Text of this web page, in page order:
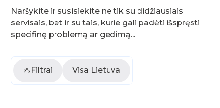
Naršykite ir susisiekite ne tik su didžiausiais
servisais, bet ir su tais, kurie gali padėti išspręsti
specifinę problemą ar gedimą...
Filtrai Visa Lietuva